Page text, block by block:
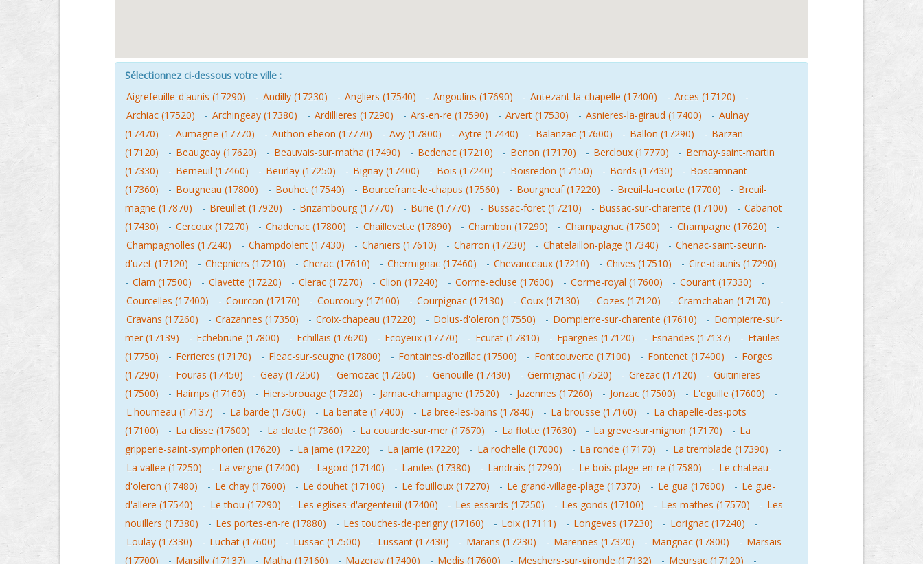
Sélectionnez ci-dessous votre ville :
Aigrefeuille-d'aunis (17290)
- Andilly (17230) - Angliers (17540) - Angoulins (17690) - Antezant-la-chapelle (17400) - Arces (17120)
-
Archiac (17520)
- Archingeay (17380) - Ardillieres (17290) - Ars-en-re (17590) - Arvert (17530) - Asnieres-la-giraud (17400) - Aulnay
(17470)
- Aumagne (17770) - Authon-ebeon (17770) - Avy (17800) - Aytre (17440) - Balanzac (17600) - Ballon (17290) - Barzan
(17120)
- Beaugeay (17620) - Beauvais-sur-matha (17490) - Bedenac (17210) - Benon (17170) - Bercloux (17770) - Bernay-saint-martin
(17330)
- Berneuil (17460) - Beurlay (17250) - Bignay (17400) - Bois (17240) - Boisredon (17150) - Bords (17430) - Boscamnant
(17360)
- Bougneau (17800) - Bouhet (17540) - Bourcefranc-le-chapus (17560) - Bourgneuf (17220) - Breuil-la-reorte (17700) - Breuil-
magne (17870)
- Breuillet (17920) - Brizambourg (17770) - Burie (17770) - Bussac-foret (17210) - Bussac-sur-charente (17100) - Cabariot
(17430)
- Cercoux (17270) - Chadenac (17800) - Chaillevette (17890) - Chambon (17290) - Champagnac (17500) - Champagne (17620)
-
Champagnolles (17240)
- Champdolent (17430) - Chaniers (17610) - Charron (17230) - Chatelaillon-plage (17340) - Chenac-saint-seurin-
d'uzet (17120)
- Chepniers (17210) - Cherac (17610) - Chermignac (17460) - Chevanceaux (17210) - Chives (17510) - Cire-d'aunis (17290)
- Clam (17500) - Clavette (17220) - Clerac (17270) - Clion (17240) - Corme-ecluse (17600) - Corme-royal (17600) - Courant (17330)
-
Courcelles (17400)
- Courcon (17170) - Courcoury (17100) - Courpignac (17130) - Coux (17130) - Cozes (17120) - Cramchaban (17170)
-
Cravans (17260)
- Crazannes (17350) - Croix-chapeau (17220) - Dolus-d'oleron (17550) - Dompierre-sur-charente (17610) - Dompierre-sur-
mer (17139)
- Echebrune (17800) - Echillais (17620) - Ecoyeux (17770) - Ecurat (17810) - Epargnes (17120) - Esnandes (17137) - Etaules
(17750)
- Ferrieres (17170) - Fleac-sur-seugne (17800) - Fontaines-d'ozillac (17500) - Fontcouverte (17100) - Fontenet (17400) - Forges
(17290)
- Fouras (17450) - Geay (17250) - Gemozac (17260) - Genouille (17430) - Germignac (17520) - Grezac (17120) - Guitinieres
(17500)
- Haimps (17160) - Hiers-brouage (17320) - Jarnac-champagne (17520) - Jazennes (17260) - Jonzac (17500) - L'eguille (17600)
-
L'houmeau (17137)
- La barde (17360) - La benate (17400) - La bree-les-bains (17840) - La brousse (17160) - La chapelle-des-pots
(17100)
- La clisse (17600) - La clotte (17360) - La couarde-sur-mer (17670) - La flotte (17630) - La greve-sur-mignon (17170) - La
gripperie-saint-symphorien (17620)
- La jarne (17220) - La jarrie (17220) - La rochelle (17000) - La ronde (17170) - La tremblade (17390)
-
La vallee (17250)
- La vergne (17400) - Lagord (17140) - Landes (17380) - Landrais (17290) - Le bois-plage-en-re (17580) - Le chateau-
d'oleron (17480)
- Le chay (17600) - Le douhet (17100) - Le fouilloux (17270) - Le grand-village-plage (17370) - Le gua (17600) - Le gue-
d'allere (17540)
- Le thou (17290) - Les eglises-d'argenteuil (17400) - Les essards (17250) - Les gonds (17100) - Les mathes (17570) - Les
nouillers (17380)
- Les portes-en-re (17880) - Les touches-de-perigny (17160) - Loix (17111) - Longeves (17230) - Lorignac (17240)
-
Loulay (17330)
- Luchat (17600) - Lussac (17500) - Lussant (17430) - Marans (17230) - Marennes (17320) - Marignac (17800) - Marsais
(17700)
- Marsilly (17137) - Matha (17160) - Mazeray (17400) - Medis (17600) - Meschers-sur-gironde (17132) - Meursac (17120) -